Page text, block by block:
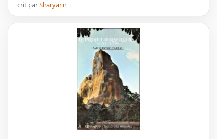
Ecrit parSharyann